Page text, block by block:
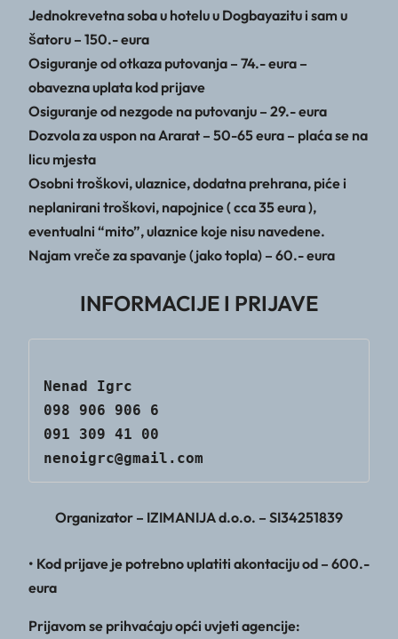
Jednokrevetna soba u hotelu u Dogbayazitu i sam u
šatoru – 150.- eura
Osiguranje od otkaza putovanja – 74.- eura –
obavezna uplata kod prijave
Osiguranje od nezgode na putovanju – 29.- eura
Dozvola za uspon na Ararat – 50-65 eura – plaća se na
licu mjesta
Osobni troškovi, ulaznice, dodatna prehrana, piće i
neplanirani troškovi, napojnice ( cca 35 eura ),
eventualni “mito”, ulaznice koje nisu navedene.
Najam vreče za spavanje (jako topla) – 60.- eura
INFORMACIJE I PRIJAVE
Nenad Igrc
098 906 906 6
091 309 41 00
nenoigrc@gmail.com
Organizator – IZIMANIJA d.o.o. – SI34251839
• Kod prijave je potrebno uplatiti akontaciju od – 600.-
eura
Prijavom se prihvaćaju opći uvjeti agencije: